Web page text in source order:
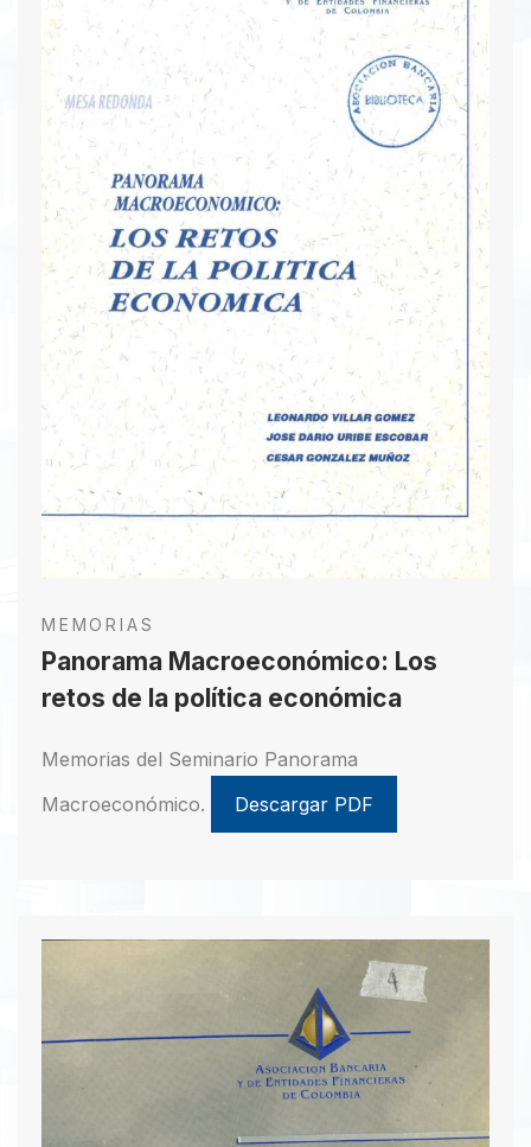
MEMORIAS
Panorama Macroeconómico: Los
retos de la política económica
Memorias del Seminario Panorama
Macroeconómico.
Descargar PDF